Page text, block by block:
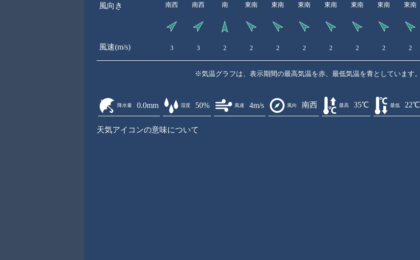
風向き
風速(m/s)
南西 南西 南 東南 東南 東南 東南 東南 東南 東南
3 3 2 2 2 2 2 2 2 2
※気温グラフは、表示期間の最高気温を赤、最低気温を青としています。
降水量 0.0mm 湿度 50% 風速 4m/s 風向 南西 最高 35℃ 最低 22℃
天気アイコンの意味について